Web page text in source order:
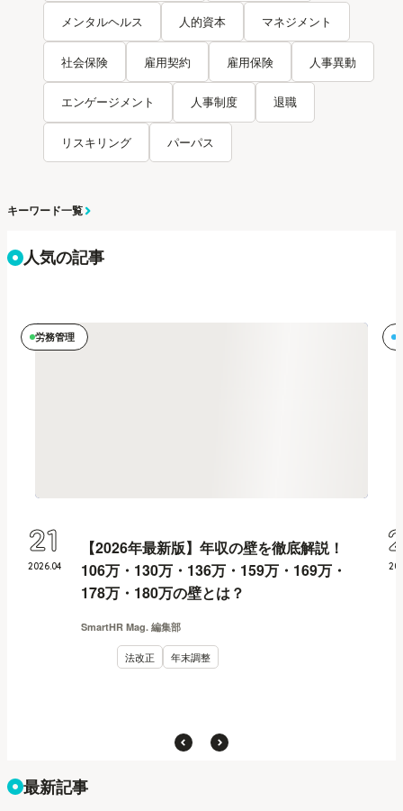
メンタルヘルス 人的資本 マネジメント
社会保険 雇用契約 雇用保険 人事異動
エンゲージメント 人事制度 退職
リスキリング パーパス
キーワード一覧
人気の記事
労務管理
【2026年最新版】年収の壁を徹底解説！
106万・130万・136万・159万・169万・
178万・180万の壁とは？
SmartHR Mag. 編集部
法改正 年末調整
2026.04
21
最新記事